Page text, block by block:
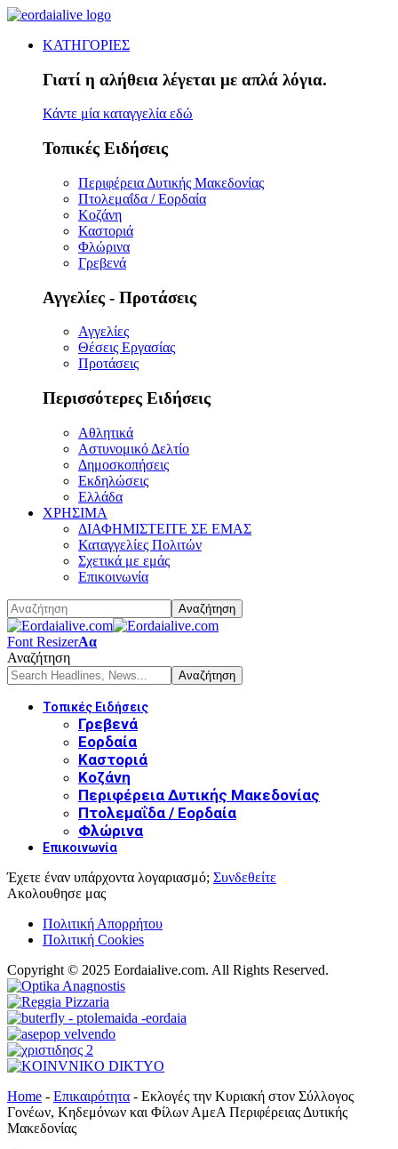
ΚΑΤΗΓΟΡΙΕΣ
Γιατί η αλήθεια λέγεται με απλά λόγια.
Κάντε μία καταγγελία εδώ
Τοπικές Ειδήσεις
Περιφέρεια Δυτικής Μακεδονίας
Πτολεμαΐδα / Εορδαία
Κοζάνη
Καστοριά
Φλώρινα
Γρεβενά
Αγγελίες - Προτάσεις
Αγγελίες
Θέσεις Εργασίας
Προτάσεις
Περισσότερες Ειδήσεις
Αθλητικά
Αστυνομικό Δελτίο
Δημοσκοπήσεις
Εκδηλώσεις
Ελλάδα
ΧΡΗΣΙΜΑ
ΔΙΑΦΗΜΙΣΤΕΙΤΕ ΣΕ ΕΜΑΣ
Καταγγελίες Πολιτών
Σχετικά με εμάς
Επικοινωνία
Font ResizerΑα
Αναζήτηση
Τοπικές Ειδήσεις
Γρεβενά
Εορδαία
Καστοριά
Κοζάνη
Περιφέρεια Δυτικής Μακεδονίας
Πτολεμαΐδα / Εορδαία
Φλώρινα
Επικοινωνία
Έχετε έναν υπάρχοντα λογαριασμό; Συνδεθείτε
Ακολουθησε μας
Πολιτική Απορρήτου
Πολιτική Cookies
Copyright © 2025 Eordaialive.com. All Rights Reserved.
Home - Επικαιρότητα - Εκλογές την Κυριακή στον Σύλλογος
Γονέων, Κηδεμόνων και Φίλων ΑμεΑ Περιφέρειας Δυτικής
Μακεδονίας